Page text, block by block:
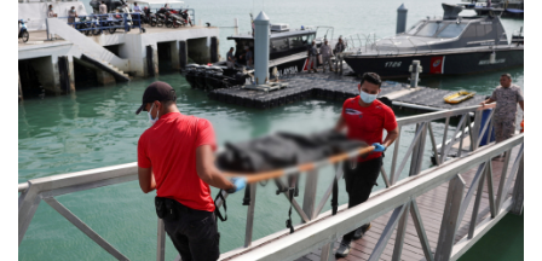
ค้นหา
SHARE TWEET LINE EMAIL